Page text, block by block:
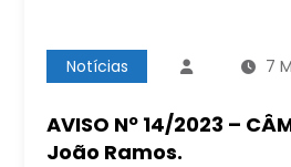
Notícias 7
AVISO Nº 14/2023 –
João Ramos.